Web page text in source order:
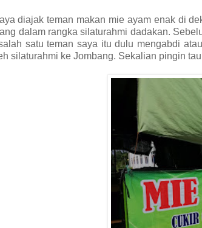
diajak teman makan mie ayam enak di
dalam rangka silaturahmi dadakan.
satu teman saya itu dulu mengabdi
silaturahmi ke Jombang. Sekalian pingin